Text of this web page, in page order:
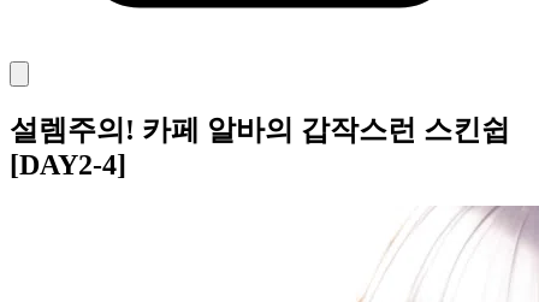
설렘주의! 카페 알바의 갑작스런 스킨쉽
[DAY2-4]